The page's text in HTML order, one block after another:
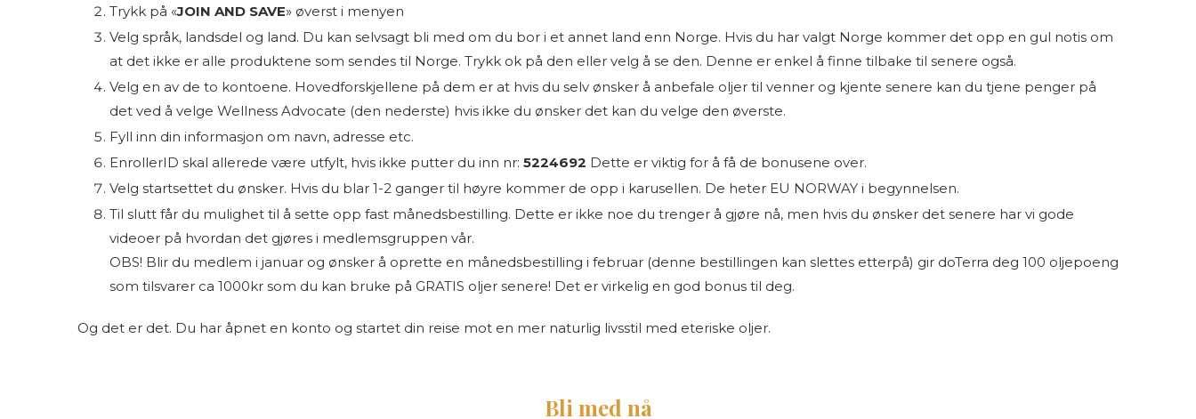
Trykk på «JOIN AND SAVE» øverst i menyen
Velg språk, landsdel og land. Du kan selvsagt bli med om du bor i et annet land enn Norge. Hvis du har valgt Norge kommer det opp en gul notis om
at det ikke er alle produktene som sendes til Norge. Trykk ok på den eller velg å se den. Denne er enkel å finne tilbake til senere også.
Velg en av de to kontoene. Hovedforskjellene på dem er at hvis du selv ønsker å anbefale oljer til venner og kjente senere kan du tjene penger på
det ved å velge Wellness Advocate (den nederste) hvis ikke du ønsker det kan du velge den øverste.
Fyll inn din informasjon om navn, adresse etc.
EnrollerID skal allerede være utfylt, hvis ikke putter du inn nr: 5224692 Dette er viktig for å få de bonusene over.
Velg startsettet du ønsker. Hvis du blar 1-2 ganger til høyre kommer de opp i karusellen. De heter EU NORWAY i begynnelsen.
Til slutt får du mulighet til å sette opp fast månedsbestilling. Dette er ikke noe du trenger å gjøre nå, men hvis du ønsker det senere har vi gode
videoer på hvordan det gjøres i medlemsgruppen vår.
OBS! Blir du medlem i januar og ønsker å oprette en månedsbestilling i februar (denne bestillingen kan slettes etterpå) gir doTerra deg 100 oljepoeng
som tilsvarer ca 1000kr som du kan bruke på GRATIS oljer senere! Det er virkelig en god bonus til deg.
Og det er det. Du har åpnet en konto og startet din reise mot en mer naturlig livsstil med eteriske oljer.
Bli med nå